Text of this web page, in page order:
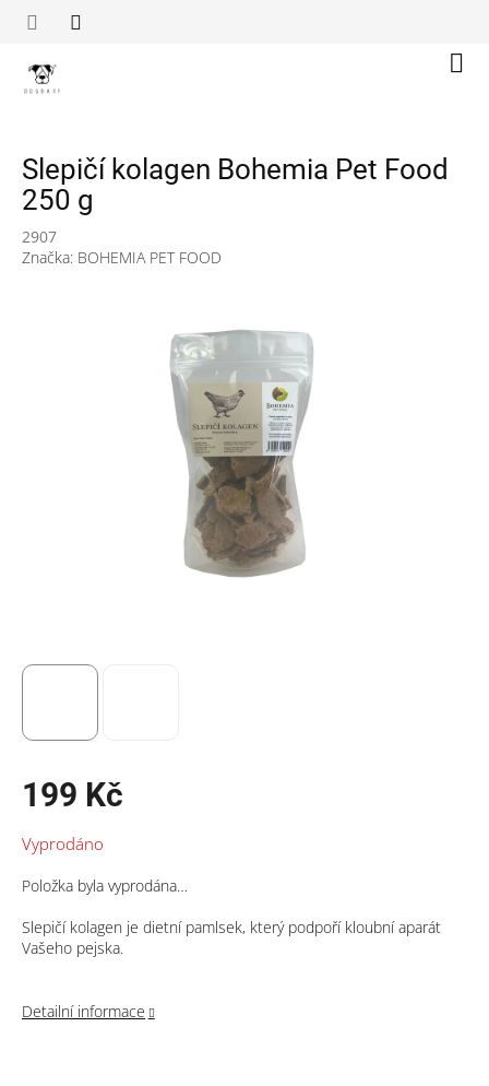
Slepičí kolagen Bohemia Pet Food
250 g
2907
Značka: BOHEMIA PET FOOD
199 Kč
cena:
Vyprodáno
Položka byla vyprodána…
Slepičí kolagen je dietní pamlsek, který podpoří kloubní aparát
Vašeho pejska.
Detailní informace